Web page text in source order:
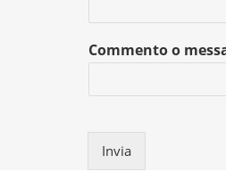
Commento o
Invia